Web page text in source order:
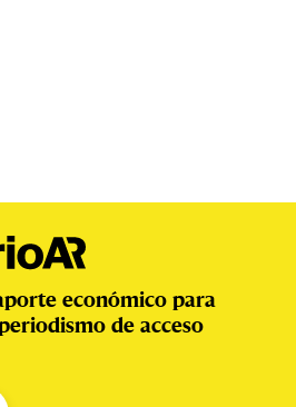
económico para
de acceso